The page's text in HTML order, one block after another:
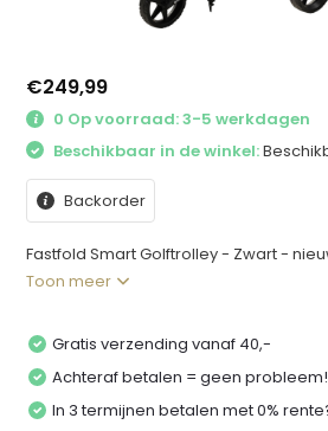
€249,99
0 Op voorraad: 3-5 werkdagen
Beschikbaar in de winkel:
Backorder
Fastfold Smart Golftrolley - Zwart -
Toon meer
Gratis verzending vanaf 40,-
Achteraf betalen = geen probleem!
In 3 termijnen betalen met 0%